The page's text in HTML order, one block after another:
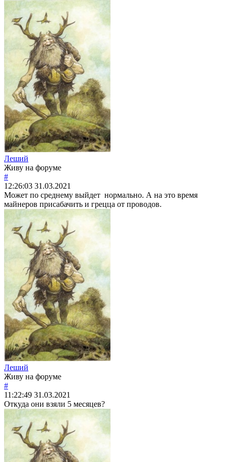
Леший
Живу на форуме
#
12:26:03 31.03.2021
Может по среднему выйдет нормально. А на это время
майнеров присабачить и грецца от проводов.
Леший
Живу на форуме
#
11:22:49 31.03.2021
Откуда они взяли 5 месяцев?